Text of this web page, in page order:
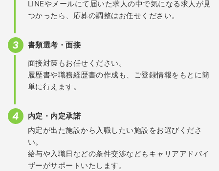
LINEやメールにて届いた求人の中で気になる求人が見
つかったら、応募の調整はお任せください。
書類選考・面接
面接対策もお任せください。
履歴書や職務経歴書の作成も、ご登録情報をもとに簡
単に行えます。
内定・内定承諾
内定が出た施設から入職したい施設をお選びくださ
い。
給与や入職日などの条件交渉などもキャリアアドバイ
ザーがサポートいたします。